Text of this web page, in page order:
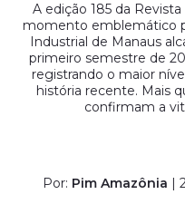
A edição 185 da
momento emblemático
Industrial de Manaus
primeiro semestre de
registrando o maior
história recente. Mais
confirmam a
Por: Pim Amazônia |